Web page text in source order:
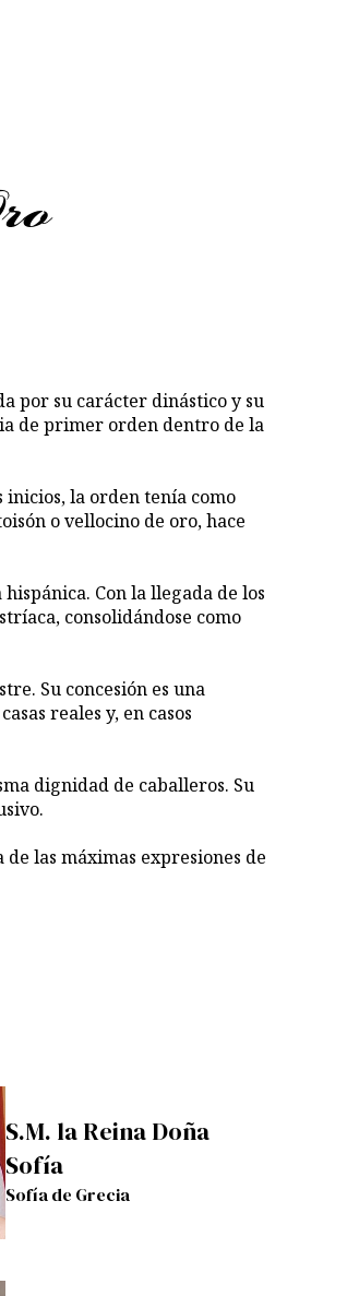
por su carácter dinástico y su
de primer orden dentro de la
inicios, la orden tenía como
o vellocino de oro, hace
Con la llegada de los
consolidándose como
Su concesión es una
reales y, en casos
dignidad de caballeros. Su
las máximas expresiones de
S.M. la Reina Doña
Sofía
Sofía de Grecia